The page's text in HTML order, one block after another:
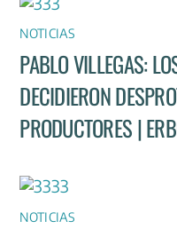
NOTICIAS
PABLO VILLEGAS:
DECIDIERON
PRODUCTORES |
NOTICIAS